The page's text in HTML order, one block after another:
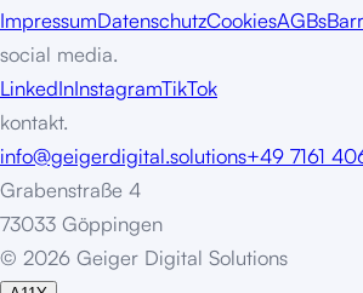
ImpressumDatenschutzCookiesAGBs
social media.
LinkedInInstagramTikTok
kontakt.
info@geigerdigital.solutions+49 7161
Grabenstraße 4
73033 Göppingen
© 2026 Geiger Digital Solutions